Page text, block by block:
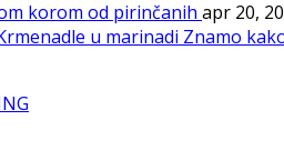
korom od pirinčanih apr 20,
u marinadi Znamo